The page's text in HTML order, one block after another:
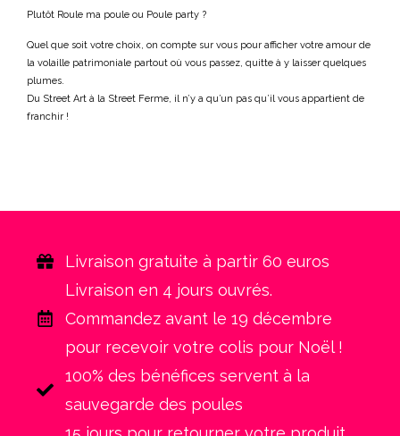
Plutôt Roule ma poule ou Poule party ?
Quel que soit votre choix, on compte sur vous pour afficher votre amour de
la volaille patrimoniale partout où vous passez, quitte à y laisser quelques
plumes.
Du Street Art à la Street Ferme, il n’y a qu’un pas qu’il vous appartient de
franchir !
Livraison gratuite à partir 60 euros
Livraison en 4 jours ouvrés.
Commandez avant le 19 décembre
pour recevoir votre colis pour Noël !
100% des bénéfices servent à la
sauvegarde des poules